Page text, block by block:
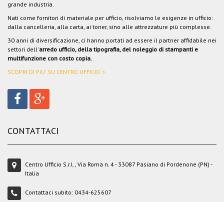
grande industria.
Nati come fornitori di materiale per ufficio, risolviamo le esigenze in ufficio:
dalla cancelleria, alla carta, ai toner, sino alle attrezzature più complesse.
30 anni di diversificazione, ci hanno portati ad essere il partner affidabile nei
settori dell'arredo ufficio, della tipografia, del noleggio di stampanti e
multifunzione con costo copia.
SCOPRI DI PIU' SU CENTRO UFFICIO >
CONTATTACI
Centro Ufficio S.r.l., Via Roma n. 4 - 33087 Pasiano di Pordenone (PN) -
Italia
Contattaci subito: 0434-625607